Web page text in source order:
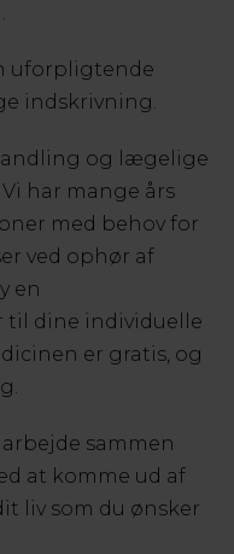
uforpligtende
indskrivning.
og lægelige
har mange års
med behov for
ved ophør af
en
til dine individuelle
er gratis, og
sammen
at komme ud af
liv som du ønsker